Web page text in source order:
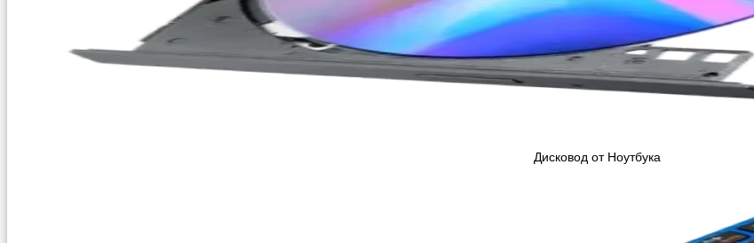
Дисковод от Ноутбука